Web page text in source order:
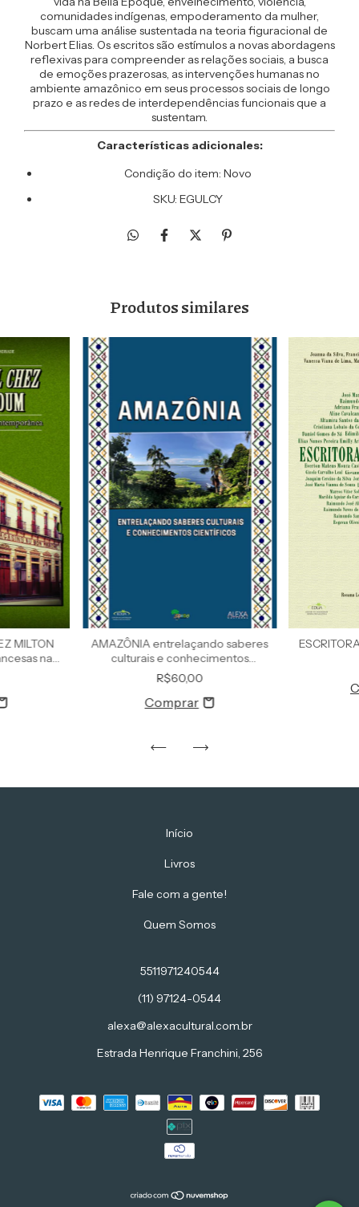
comunidades indígenas, empoderamento da mulher,
buscam uma análise sustentada na teoria figuracional de
Norbert Elias. Os escritos são estímulos a novas abordagens
reflexivas para compreender as relações sociais, a busca
de emoções prazerosas, as intervenções humanas no
ambiente amazônico em seus processos sociais de longo
prazo e as redes de interdependências funcionais que a
sustentam.
Características adicionales:
Condição do item: Novo
SKU: EGULCY
Produtos similares
MILTON
na
AMAZÔNIA entrelaçando saberes
culturais e conhecimentos
científicos
R$60,00
Início
Livros
Fale com a gente!
Quem Somos
5511971240544
(11) 97124-0544
alexa@alexacultural.com.br
Estrada Henrique Franchini, 256